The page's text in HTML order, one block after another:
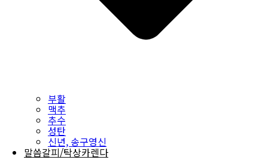
부활
맥추
추수
성탄
신년, 송구영신
말씀갈피/탁상카렌다